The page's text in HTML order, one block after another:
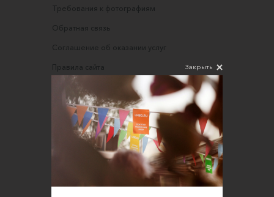
Требования к фотографиям
Обратная связь
Соглашение об оказании услуг
Правила сайта
Оферта для продавцов
Оферта для покупателей
Политика конфиденциальности
Согласие на обработку персональных данных
Закрыть